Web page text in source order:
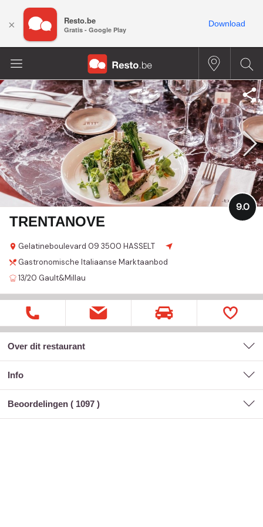
TRENTANOVE
Gelatineboulevard 09 3500 HASSELT
9.0
Gastronomische Italiaanse Marktaanbod
13/20 Gault&Millau
Over dit restaurant
Info
Beoordelingen ( 1097 )
× Resto.be
Gratis - Google Play
Download